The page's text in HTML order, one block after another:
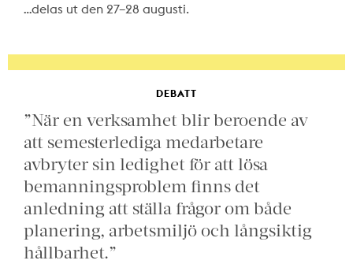
…delas ut den 27–28 augusti.
DEBATT
”När en verksamhet blir beroende av
att semesterlediga medarbetare
avbryter sin ledighet för att lösa
bemanningsproblem finns det
anledning att ställa frågor om både
planering, arbetsmiljö och långsiktig
hållbarhet.”